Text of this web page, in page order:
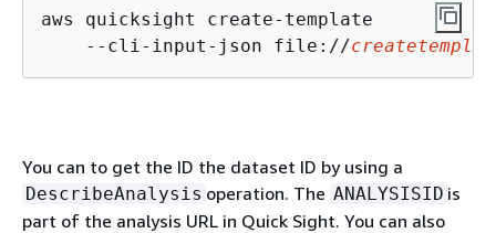
aws quicksight create-template
    --cli-input-json file://
You can to get the ID the dataset ID by using a
DescribeAnalysis operation. The ANALYSISID is
part of the analysis URL in Quick Sight. You can also